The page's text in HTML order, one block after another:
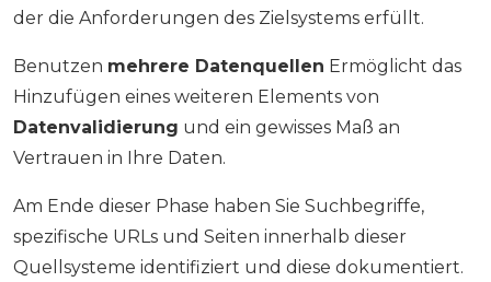
der die Anforderungen des Zielsystems erfüllt.
Benutzen mehrere Datenquellen Ermöglicht das
Hinzufügen eines weiteren Elements von
Datenvalidierung und ein gewisses Maß an
Vertrauen in Ihre Daten.
Am Ende dieser Phase haben Sie Suchbegriffe,
spezifische URLs und Seiten innerhalb dieser
Quellsysteme identifiziert und diese dokumentiert.